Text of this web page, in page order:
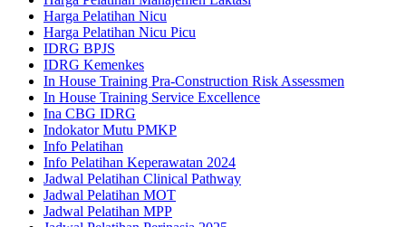
Harga Pelatihan Nicu
Harga Pelatihan Nicu Picu
IDRG BPJS
IDRG Kemenkes
In House Training Pra-Construction Risk Assessmen
In House Training Service Excellence
Ina CBG IDRG
Indokator Mutu PMKP
Info Pelatihan
Info Pelatihan Keperawatan 2024
Jadwal Pelatihan Clinical Pathway
Jadwal Pelatihan MOT
Jadwal Pelatihan MPP